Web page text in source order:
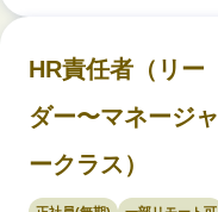
HR責任者（リー
ダー〜マネージャ
ークラス）